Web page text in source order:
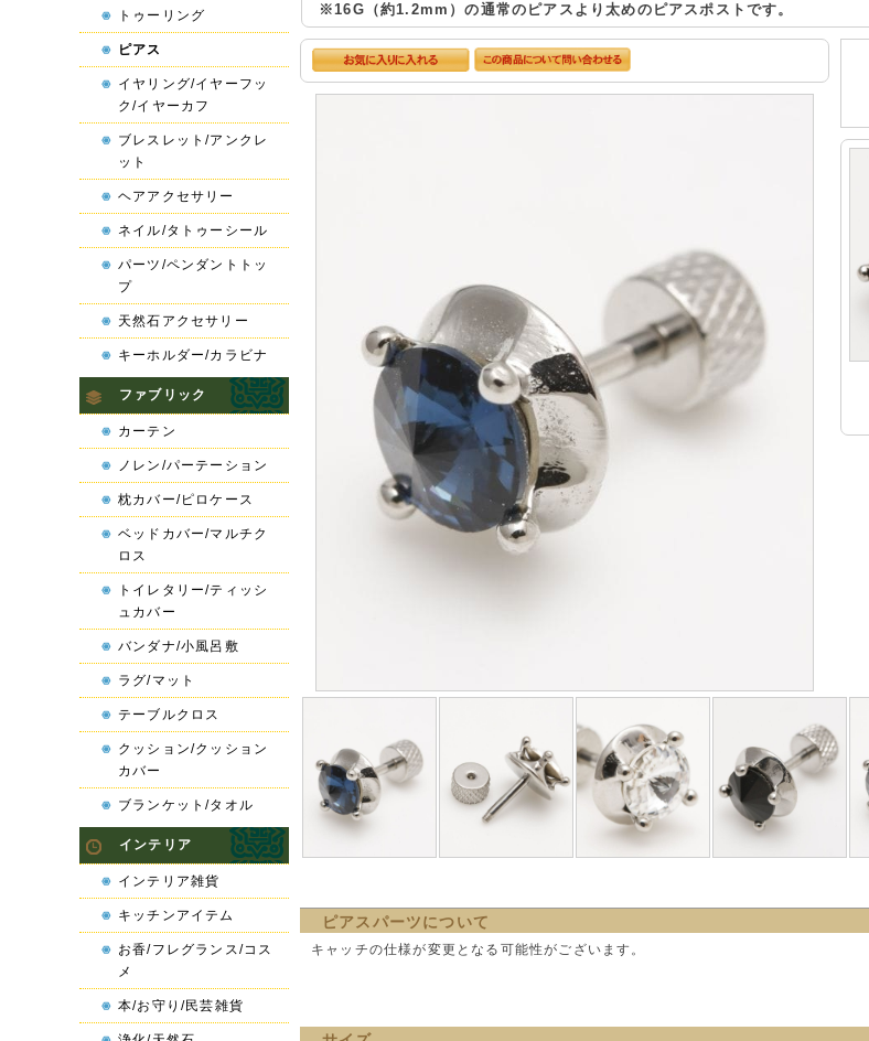
※16G（約1.2mm）の通常のピアスより太めのピアスポストです。
ピアスパーツについて
キャッチの仕様が変更となる可能性がございます。
トゥーリング
ピアス
イヤリング/イヤーフッ
ク/イヤーカフ
ブレスレット/アンクレ
ット
ヘアアクセサリー
ネイル/タトゥーシール
パーツ/ペンダントトッ
プ
天然石アクセサリー
キーホルダー/カラビナ
ファブリック
カーテン
ノレン/パーテーション
枕カバー/ピロケース
ベッドカバー/マルチク
ロス
トイレタリー/ティッシ
ュカバー
バンダナ/小風呂敷
ラグ/マット
テーブルクロス
クッション/クッション
カバー
ブランケット/タオル
インテリア
インテリア雑貨
キッチンアイテム
お香/フレグランス/コス
メ
本/お守り/民芸雑貨